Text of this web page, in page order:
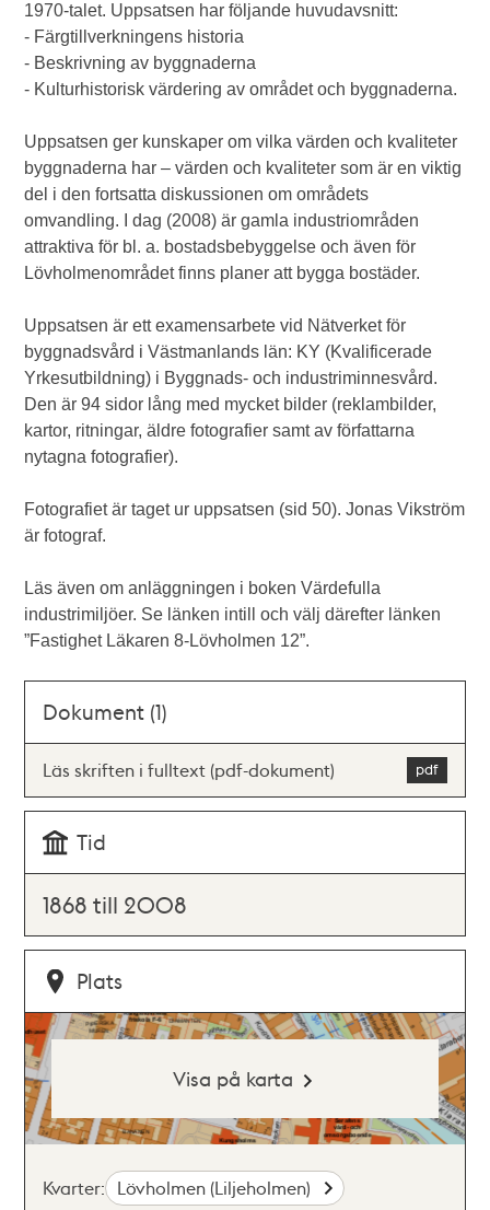
1970-talet. Uppsatsen har följande huvudavsnitt:
- Färgtillverkningens historia
- Beskrivning av byggnaderna
- Kulturhistorisk värdering av området och byggnaderna.
Uppsatsen ger kunskaper om vilka värden och kvaliteter
byggnaderna har – värden och kvaliteter som är en viktig
del i den fortsatta diskussionen om områdets
omvandling. I dag (2008) är gamla industriområden
attraktiva för bl. a. bostadsbebyggelse och även för
Lövholmenområdet finns planer att bygga bostäder.
Uppsatsen är ett examensarbete vid Nätverket för
byggnadsvård i Västmanlands län: KY (Kvalificerade
Yrkesutbildning) i Byggnads- och industriminnesvård.
Den är 94 sidor lång med mycket bilder (reklambilder,
kartor, ritningar, äldre fotografier samt av författarna
nytagna fotografier).
Fotografiet är taget ur uppsatsen (sid 50). Jonas Vikström
är fotograf.
Läs även om anläggningen i boken Värdefulla
industrimiljöer. Se länken intill och välj därefter länken
”Fastighet Läkaren 8-Lövholmen 12”.
Dokument (1)
Läs skriften i fulltext (pdf-dokument)
Tid
1868 till 2008
Plats
Visa på karta
Kvarter: Lövholmen (Liljeholmen)